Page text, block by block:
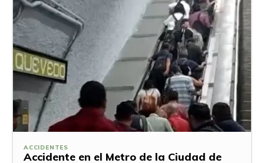
ACCIDENTES
Accidente en el Metro de la Ciudad de